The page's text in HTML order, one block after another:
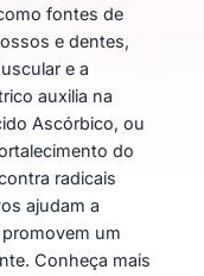
fontes de
e dentes,
e a
auxilia na
Ascórbico, ou
do
radicais
ajudam a
um
Conheça mais